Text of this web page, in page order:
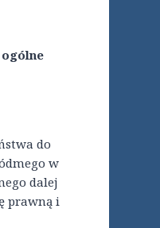
ogólne
do
w
dalej
prawną i